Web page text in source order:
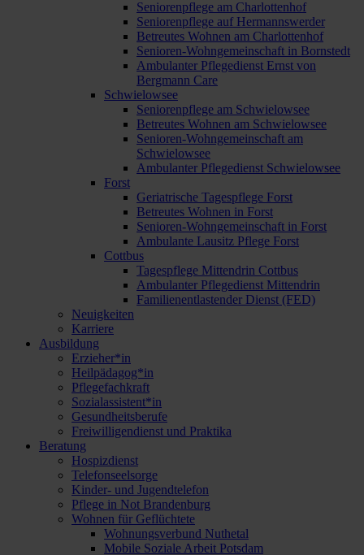
Seniorenpflege am Charlottenhof
Seniorenpflege auf Hermannswerder
Betreutes Wohnen am Charlottenhof
Senioren-Wohngemeinschaft in Bornstedt
Ambulanter Pflegedienst Ernst von
Bergmann Care
Schwielowsee
Seniorenpflege am Schwielowsee
Betreutes Wohnen am Schwielowsee
Senioren-Wohngemeinschaft am
Schwielowsee
Ambulanter Pflegedienst Schwielowsee
Forst
Geriatrische Tagespflege Forst
Betreutes Wohnen in Forst
Senioren-Wohngemeinschaft in Forst
Ambulante Lausitz Pflege Forst
Cottbus
Tagespflege Mittendrin Cottbus
Ambulanter Pflegedienst Mittendrin
Familienentlastender Dienst (FED)
Neuigkeiten
Karriere
Ausbildung
Erzieher*in
Heilpädagog*in
Pflegefachkraft
Sozialassistent*in
Gesundheitsberufe
Freiwilligendienst und Praktika
Beratung
Hospizdienst
Telefonseelsorge
Kinder- und Jugendtelefon
Pflege in Not Brandenburg
Wohnen für Geflüchtete
Wohnungsverbund Nuthetal
Mobile Soziale Arbeit Potsdam